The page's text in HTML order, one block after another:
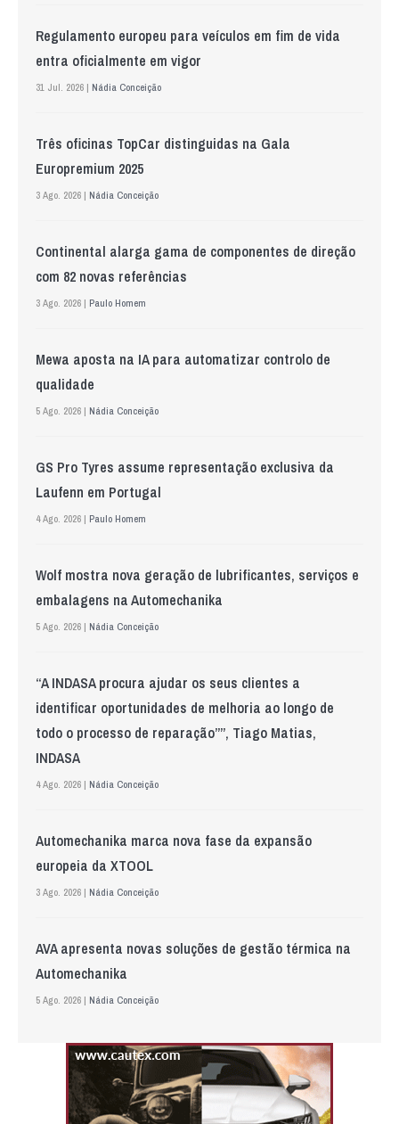
Regulamento europeu para veículos em fim de vida
entra oficialmente em vigor
31 Jul. 2026 | Nádia Conceição
Três oficinas TopCar distinguidas na Gala
Europremium 2025
3 Ago. 2026 | Nádia Conceição
Continental alarga gama de componentes de direção
com 82 novas referências
3 Ago. 2026 | Paulo Homem
Mewa aposta na IA para automatizar controlo de
qualidade
5 Ago. 2026 | Nádia Conceição
GS Pro Tyres assume representação exclusiva da
Laufenn em Portugal
4 Ago. 2026 | Paulo Homem
Wolf mostra nova geração de lubrificantes, serviços e
embalagens na Automechanika
5 Ago. 2026 | Nádia Conceição
“A INDASA procura ajudar os seus clientes a
identificar oportunidades de melhoria ao longo de
todo o processo de reparação””, Tiago Matias,
INDASA
4 Ago. 2026 | Nádia Conceição
Automechanika marca nova fase da expansão
europeia da XTOOL
3 Ago. 2026 | Nádia Conceição
AVA apresenta novas soluções de gestão térmica na
Automechanika
5 Ago. 2026 | Nádia Conceição